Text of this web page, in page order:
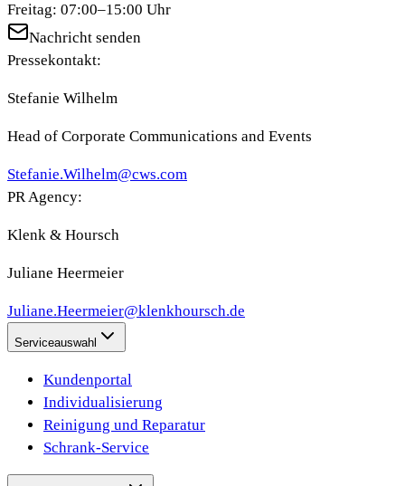
Freitag: 07:00–15:00 Uhr
Nachricht senden
Pressekontakt:
Stefanie Wilhelm
Head of Corporate Communications and Events
Stefanie.Wilhelm@cws.com
PR Agency:
Klenk & Hoursch
Juliane Heermeier
Juliane.Heermeier@klenkhoursch.de
Serviceauswahl
Kundenportal
Individualisierung
Reinigung und Reparatur
Schrank-Service